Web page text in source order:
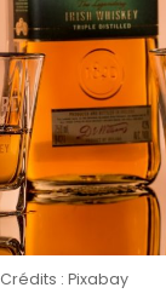
Crédits : Pixabay